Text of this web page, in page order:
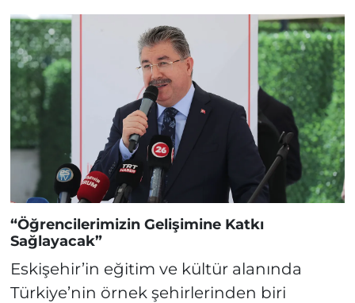
“Öğrencilerimizin Gelişimine Katkı
Sağlayacak”
Eskişehir’in eğitim ve kültür alanında
Türkiye’nin örnek şehirlerinden biri